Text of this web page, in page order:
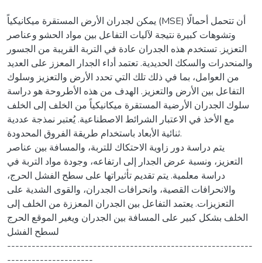
يمكن لجدران الأرض المستقرة ميكانيكياً (MSE) أن تتحمل أحمالًا
وتشوهات كبيرة نتيجة لآليات التفاعل بين مواد الحشو وعناصر
التعزيز. تستخدم هذه الجدران عادة في التربة القريبة من الجسور
والمنحدرات والسكك الحديدية. تعتمد أداء الجدار المعزز على العديد
من العوامل، بما في ذلك تلك التي تحدد الأرض والتعزيز وسلوك
التفاعل بين الأرض والتعزيز. الهدف من هذه الأطروحة هو دراسة
سلوك الجدران الأرضية المستقرة ميكانيكياً من الخلف إلى الخلف
مع الأخذ في الاعتبار الشرائط الاصطناعية. يُعتبر نمذجة عددية
ثنائية الأبعاد باستخدام طريقة الفروق المحدودة.
يتم دراسة دور زاوية الاحتكاك للتربة، والمسافة بين عناصر
التعزيز، ونسبة عرض الجدار إلى ارتفاعه، وجودة مواد التربة في
دراسة معلمية. يتم تقديم تأثيراتها على سطح الفشل الحرج،
والانحرافات القصية، وانحرافات الجدران، والقوى الشدية على
التعزيزات. يعتمد التفاعل بين الجدران المعززة من الخلف إلى
الخلف بشكل كبير على المسافة بين الجدران ويغير الموقع الحرج
لسطح الفشل
------------------------------------------------------------
---------------------